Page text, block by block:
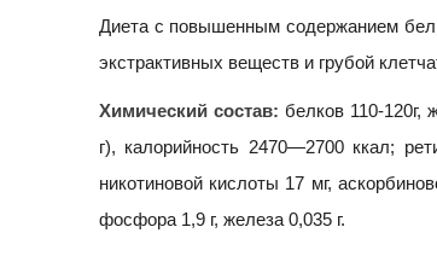
Диета с повышенным содержанием
экстрактивных веществ и грубой
Химический состав: белков 110-120г,
г), калорийность 2470—2700 ккал;
никотиновой кислоты 17 мг,
фосфора 1,9 г, железа 0,035 г.